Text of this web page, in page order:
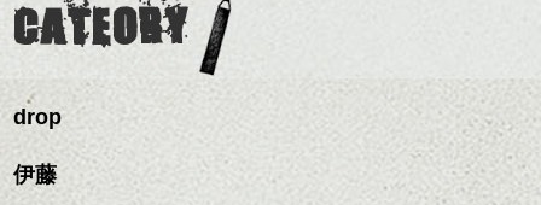
のも
とても良いところです。
ダークトーンの色味でク
ールに演出するのもおす
すめですよ。
ナチュラルなトーンの色
で柔らかさをプラスする
のも良いですね。
ワックスとオイルを混ぜ
ながらもみこみ、なじま
質感をかるくととのえな
がら耳かけアレンジする
全体のボリューム感がコ
ンパクトになるようにす
るのが良い感じです。
この時期とてもおすすめ
ナチュラルなベージュカ
CATEORY
drop
伊藤